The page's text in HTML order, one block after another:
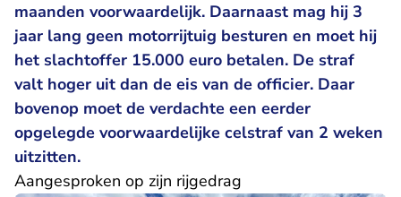
maanden voorwaardelijk. Daarnaast mag hij 3
jaar lang geen motorrijtuig besturen en moet hij
het slachtoffer 15.000 euro betalen. De straf
valt hoger uit dan de eis van de officier. Daar
bovenop moet de verdachte een eerder
opgelegde voorwaardelijke celstraf van 2 weken
uitzitten.
Aangesproken op zijn rijgedrag